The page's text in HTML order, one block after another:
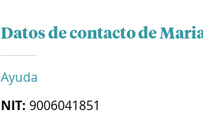
Datos de contacto de
Ayuda
NIT: 9006041851